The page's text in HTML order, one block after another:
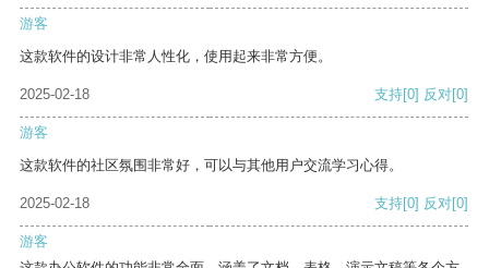
游客
这款软件的设计非常人性化，使用起来非常方便。
2025-02-18 支持[0] 反对[0]
游客
这款软件的社区氛围非常好，可以与其他用户交流学习心得。
2025-02-18 支持[0] 反对[0]
游客